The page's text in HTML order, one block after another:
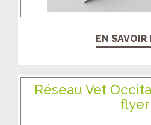
EN SAVOIR
Réseau Vet
flyer